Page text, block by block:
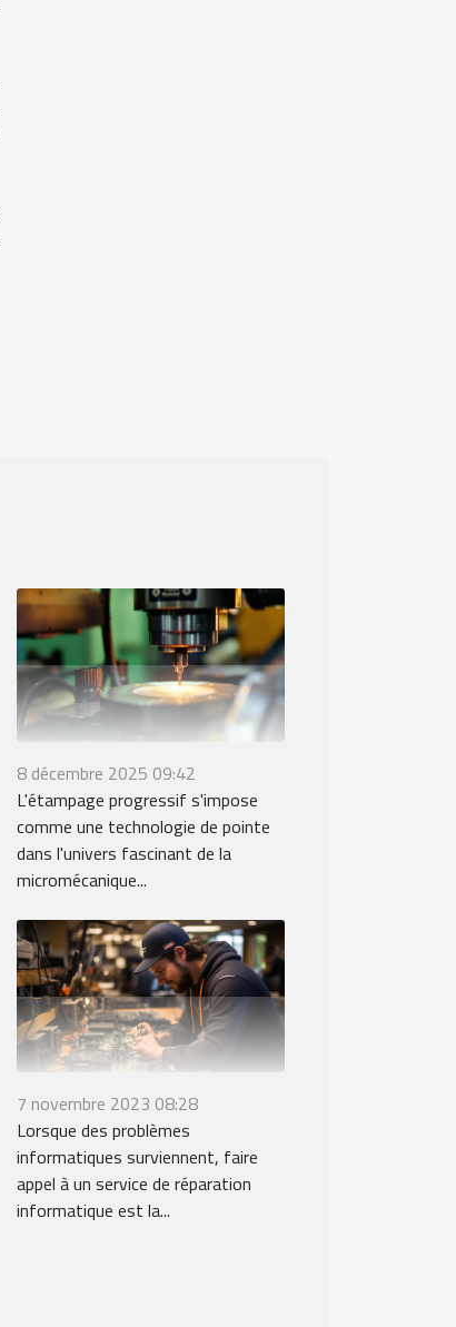
8 décembre 2025 09:42
L'étampage progressif s'impose
comme une technologie de pointe
dans l'univers fascinant de la
micromécanique...
7 novembre 2023 08:28
Lorsque des problèmes
informatiques surviennent, faire
appel à un service de réparation
informatique est la...